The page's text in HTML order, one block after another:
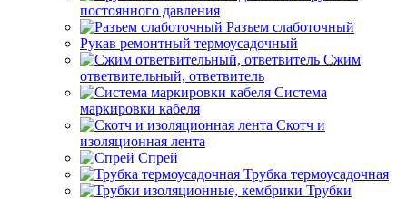
постоянного давления
Разъем слаботочный
Рукав ремонтный термоусадочный
Сжим
ответвительный, ответвитель
Система
маркировки кабеля
Скотч и
изоляционная лента
Спрей
Трубка термоусадочная
Трубки